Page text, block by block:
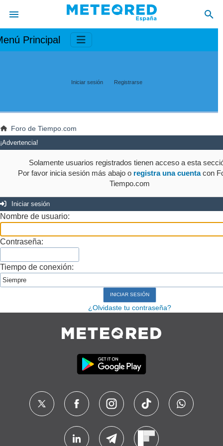
Principal
Iniciar sesión Registrarse
Foro de Tiempo.com
¡Advertencia!
Solamente usuarios registrados tienen acceso a esta
Por favor inicia sesión más abajo o registra una cuentacon
Tiempo.com
Iniciar sesión
Nombre de usuario:
Contraseña:
Tiempo de conexión:
¿Olvidaste tu contraseña?